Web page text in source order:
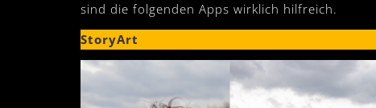
sind die folgenden Apps wirklich hilfreich.
StoryArt